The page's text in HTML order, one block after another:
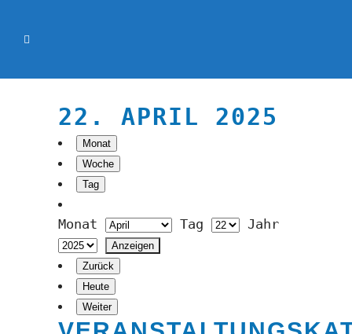
22. APRIL 2025
Monat
Woche
Tag
Monat Tag Jahr
Zurück
Heute
Weiter